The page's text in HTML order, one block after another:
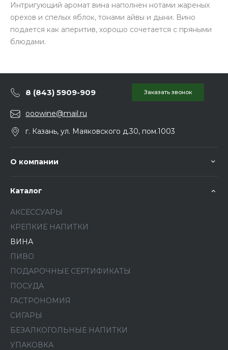
Интригующий аромат вина наполнен нотами жареных
орехов и спелых яблок, тонами айвы и дыни. Вино
подается как аперитив, хорошо сочетается с пряными
блюдами.
8 (843) 5909-909 Заказать звонок
ooowine@mail.ru
г. Казань, ул. Маяковского д.30, пом.1003
О компании
Каталог
АКСЕССУАРЫ
КРЕПКИЕ НАПИТКИ
ВИНА
ПИВО
ПОДАРОЧНЫЕ СЕРТИФИКАТЫ
ПОСУДА
ГАСТРОНОМИЯ
СИГАРЫ
БЕЗАЛКОГОЛЬНЫЕ НАПИТКИ
УПАКОВКА